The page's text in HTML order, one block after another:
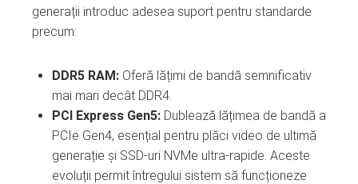
generații introduc adesea suport pentru standarde
precum:
DDR5 RAM: Oferă lățimi de bandă semnificativ
mai mari decât DDR4.
PCI Express Gen5: Dublează lățimea de bandă a
PCIe Gen4, esențial pentru plăci video de ultimă
generație și SSD-uri NVMe ultra-rapide. Aceste
evoluții permit întregului sistem să funcționeze